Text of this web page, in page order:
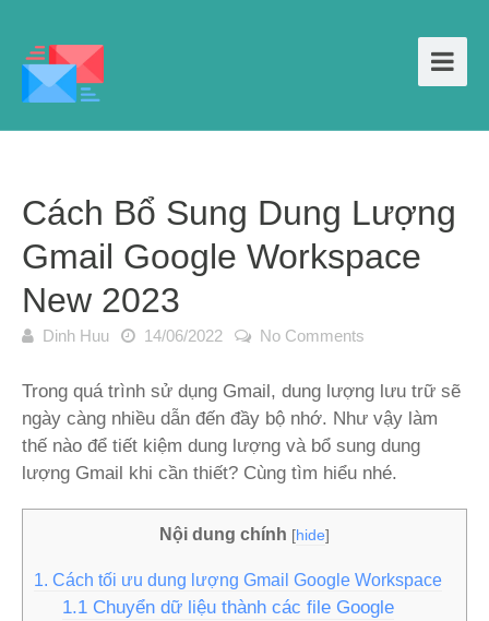
Cách Bổ Sung Dung Lượng
Gmail Google Workspace
New 2023
Dinh Huu 14/06/2022 No Comments
Trong quá trình sử dụng Gmail, dung lượng lưu trữ sẽ
ngày càng nhiều dẫn đến đầy bộ nhớ. Như vậy làm
thế nào để tiết kiệm dung lượng và bổ sung dung
lượng Gmail khi cần thiết? Cùng tìm hiểu nhé.
Nội dung chính [hide]
1. Cách tối ưu dung lượng Gmail Google Workspace
1.1 Chuyển dữ liệu thành các file Google